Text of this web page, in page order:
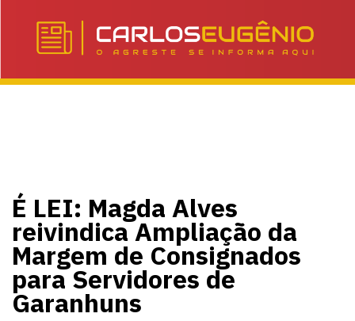
É LEI: Magda Alves
reivindica Ampliação da
Margem de Consignados
para Servidores de
Garanhuns